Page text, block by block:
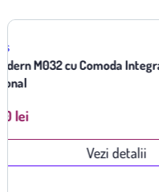
Birou operational